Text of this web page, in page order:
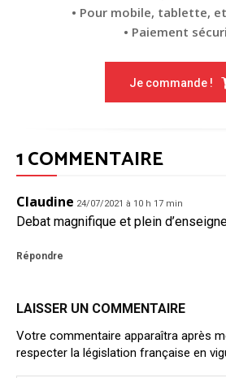
• Pour mobile, tablette,
• Paiement
Je commande !
1 COMMENTAIRE
Claudine 24/07/2021 à 10 h 17 min
Debat magnifique et plein
Répondre
LAISSER UN COMMENTAIRE
Votre commentaire apparaîtra après
respecter la législation française en